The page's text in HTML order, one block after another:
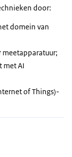
door:
domein van
meetapparatuur;
met AI
of Things)-